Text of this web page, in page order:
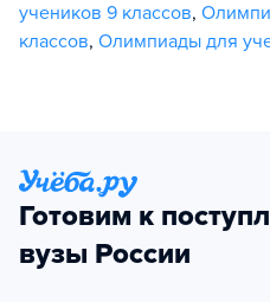
учеников 9 классов,
классов, Олимпиады для
Готовим к
вузы России